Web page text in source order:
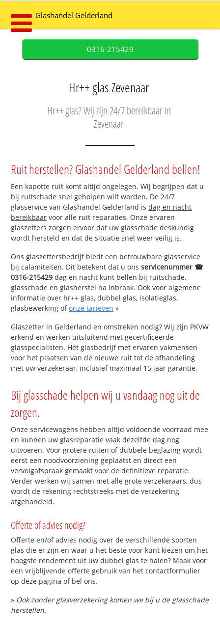
Glashandel Gelderland
0316-215429
Hr++ glas Zevenaar
Hr++ glas? Wij zijn 24/7 bereikbaar in
Zevenaar
Ruit herstellen? Glashandel Gelderland bellen!
Een kapotte ruit komt altijd ongelegen. Wij begrijpen dat u
bij ruitschade snel geholpen wilt worden. De 24/7
glasservice van Glashandel Gelderland isdag en nacht
bereikbaar voor alle ruit reparaties. Onze ervaren
glaszetters zorgen ervoor dat uw glasschade deskundig
wordt hersteld en dat de situatie snel weer veilig is.
Ons glaszettersbedrijf biedt een betrouwbare glasservice
bij calamiteiten. Dit betekent dat u onsservicenummer ☎
0316-215429 dag en nacht kunt bellen bij ruitschade,
glasschade en glasherstel na inbraak. Ook voor algemene
informatie over hr++ glas, dubbel glas, isolatieglas,
glasbewerking ofonze tarieven »
Glaszetter in Gelderland en omstreken nodig? Wij zijn PKVW
erkend en werken uitsluitend met gecertificeerde
glasspecialisten. Hét glasbedrijf met ervaren vakmensen
voor het plaatsen van de nieuwe ruit tot de afhandeling
met uw verzekeraar, inclusief maximaal 15 jaar garantie.
Bij glasschade helpen wij u vandaag nog uit de
zorgen.
Onze servicewagens hebben altijd voldoende voorraad mee
en kunnen uw glasreparatie vaak dezelfde dag nog
uitvoeren. Voor grotere ruiten of dubbele beglazing wordt
eerst een noodvoorziening geplaatst en direct een
vervolgafspraak gemaakt voor de definitieve reparatie.
Verder werken wij samen met alle grote verzekeraars, dus
wordt de rekening rechtstreeks met de verzekering
afgehandeld.
Offerte of advies nodig?
Offerte en/of advies nodig over de verschillende soorten
glas die er zijn en waar u het beste voor kunt kiezen om het
hoogste rendement uit uw dubbel glas te halen? Maak voor
een vrijblijvende offerte gebruik van het contactformulier
op deze pagina of bel ons.
» Ook zonder glasverzekering komen we bij u de glasschade
herstellen.